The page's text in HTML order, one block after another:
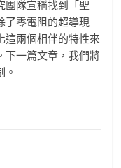
團隊宣稱找到「聖
了零電阻的超導現
這兩個相伴的特性來
下一篇文章，我們將
。